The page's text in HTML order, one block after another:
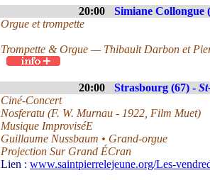
20:00
Simiane Collongue
Orgue et trompette
Trompette & Orgue — Thibault Darbon et
20:00 Strasbourg (67) -
Ciné-Concert
Nosferatu (F. W. Murnau - 1922, Film Muet)
Musique ImproviséE
Guillaume Nussbaum • Grand-orgue
Projection Sur Grand ÉCran
Lien : www.saintpierrelejeune.org/Les-